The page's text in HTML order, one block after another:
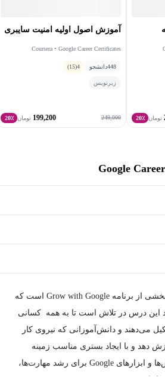
تومان 20٪
آموزش اصول اولیه امنیت سایبری
Coursera • Google Career Certificates
448دانشجو 4
(15)
زیرنویس
249,000
199,200 تومان 20٪
Google
گواهی‌های شغلی Google بخشی از برنامه Grow with Google است که
این درس در تلاش است تا به همه کسانی
می‌دهند و دانش‌آموزانی که نیروی کار
دهد و با ایجاد بستری مناسب زمینه
دسترسی به بهترین آموزش‌ها و ابزارهای Google برای رشد مهارت‌ها،